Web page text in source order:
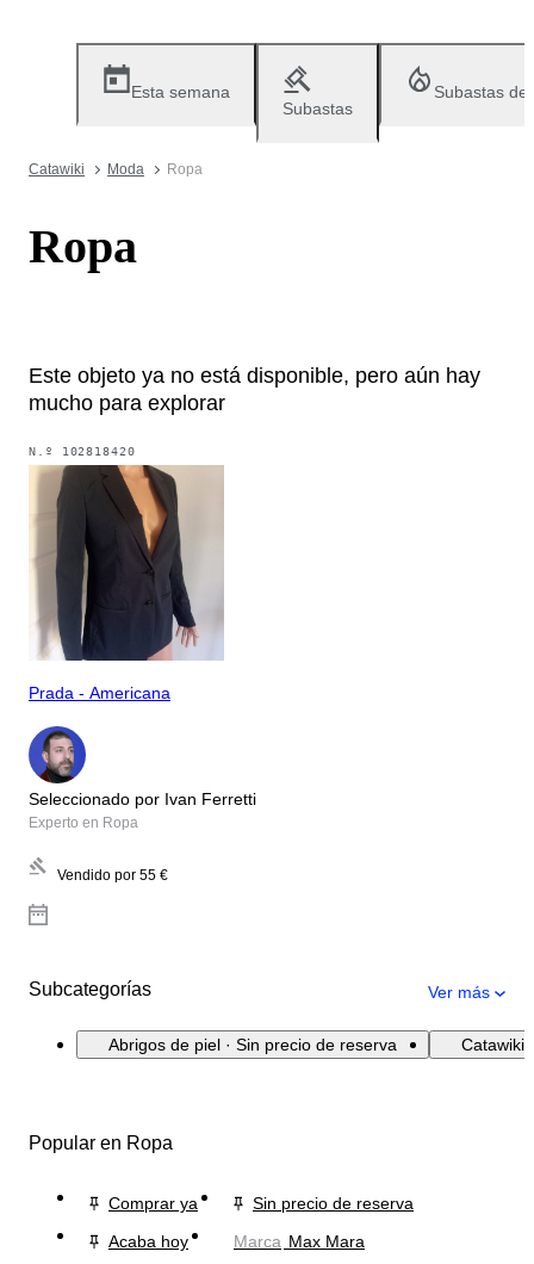
Esta semana
Subastas
Subastas
Catawiki Moda Ropa
Ropa
Este objeto ya no está disponible, pero aún hay
mucho para explorar
N.º 102818420
Prada - Americana
Seleccionado por Ivan Ferretti
Experto en Ropa
Vendido por 55 €
Subcategorías Ver más
Abrigos de piel · Sin precio de reserva Catawiki
Popular en Ropa
Comprar ya
Sin precio de reserva
Acaba hoy
Marca Max Mara